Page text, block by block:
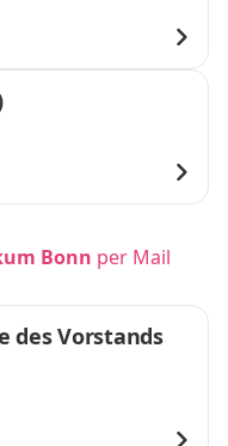
Bonn per Mail
des Vorstands